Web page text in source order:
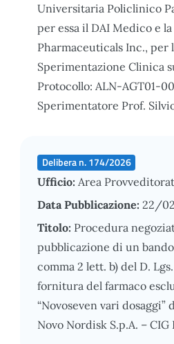
Universitaria Policlinico
per essa il DAI Medico e
Pharmaceuticals Inc., per
Sperimentazione Clinica
Protocollo: ALN-AGT01-
Sperimentatore Prof.
Delibera n. 174/2026
Ufficio: Area
Data Pubblicazione: 22/
Titolo: Procedura
pubblicazione di un bando
comma 2 lett. b) del D.
fornitura del farmaco
“Novoseven vari dosaggi”
Novo Nordisk S.p.A. – CIG